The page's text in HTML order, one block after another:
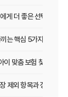
게 더 좋은 선택은?
는 핵심 5가지
맞춤 보험 찾는 법
제외 항목과 갱신 조건